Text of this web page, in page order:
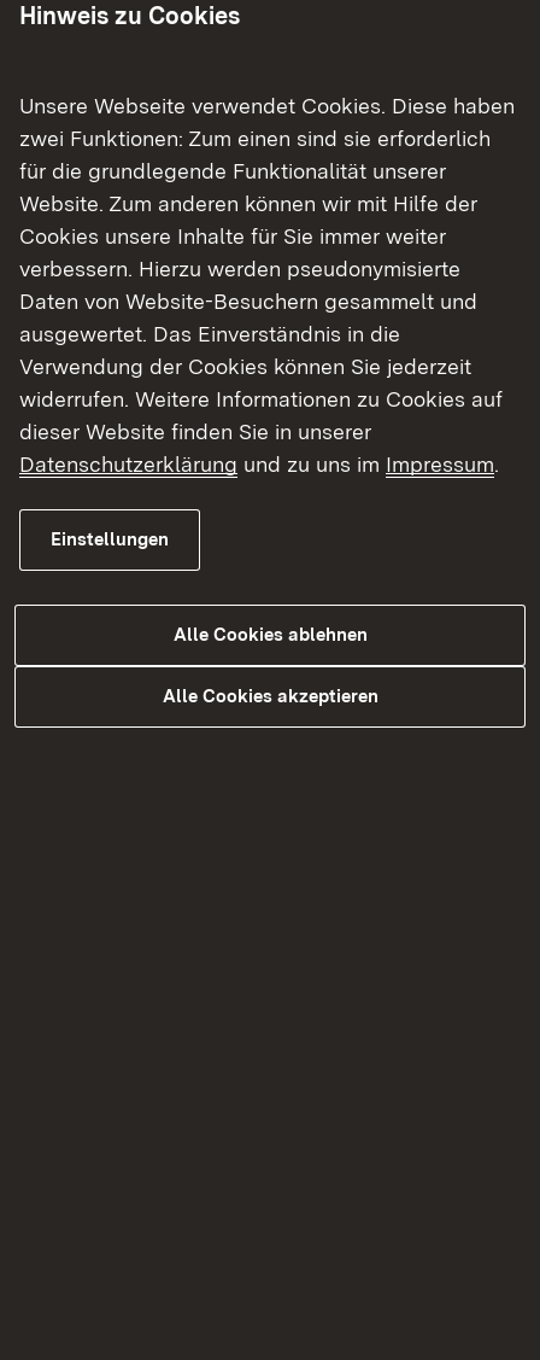
eng mit Landbewirtschaftern, Kommunen
Auftragnehmer.
Wir unterstützen die Naturschutzbehörde
an den Landratsämtern und die
Landschaftserhaltungsverbände (LEV) der
Landkreise bei der Umsetzung der
Landschaftspflege.
Wir sind Mitglied im Vorstand der
Landschaftserhaltungsverbände der
Landkreise und beraten beim Konzept und
der Zielsetzung.
Wir erwerben naturschutzwichtige
Grundstücke als Eigentum des Landes. Bei
der Bewirtschaftung und Pflege dieser
landeseigenen Flächen stehen die Ziele
des Natur- und Artenschutzes im
Vordergrund.
Hinweis zu Cookies
Unsere Webseite verwendet Cookies. Diese haben
zwei Funktionen: Zum einen sind sie erforderlich
für die grundlegende Funktionalität unserer
Website. Zum anderen können wir mit Hilfe der
Cookies unsere Inhalte für Sie immer weiter
verbessern. Hierzu werden pseudonymisierte
Daten von Website-Besuchern gesammelt und
ausgewertet. Das Einverständnis in die
Verwendung der Cookies können Sie jederzeit
widerrufen. Weitere Informationen zu Cookies auf
dieser Website finden Sie in unserer
Datenschutzerklärung und zu uns im Impressum.
Einstellungen
Alle Cookies ablehnen
Alle Cookies akzeptieren